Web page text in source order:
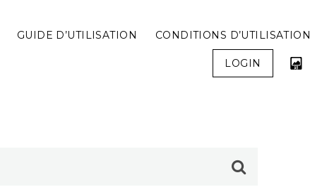
GUIDE D’UTILISATION CONDITIONS D’UTILISATION
LOGIN